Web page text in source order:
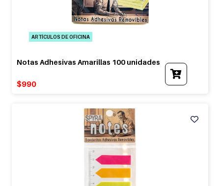
ARTÍCULOS DE OFICINA
Notas Adhesivas Amarillas 100 unidades
$990